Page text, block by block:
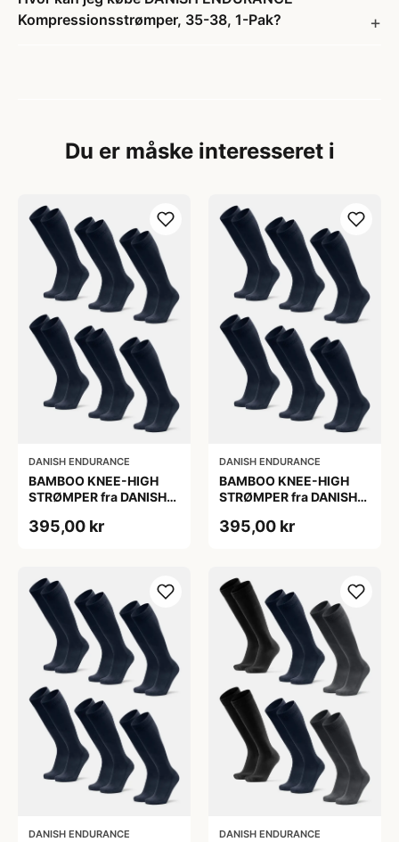
Kompressionsstrømper, 35-38, 1-Pak?
Du er måske interesseret i
DANISH ENDURANCE
BAMBOO KNEE-HIGH
STRØMPER fra DANISH
6-Pak, Knæhøj, Bambus,
OEKO-TEX® STANDARD
100 cert.
395,00 kr
DANISH ENDURANCE
BAMBOO KNEE-HIGH
STRØMPER fra DANISH
6-Pak, Knæhøj, Bambus,
OEKO-TEX® STANDARD
100 cert.
395,00 kr
DANISH ENDURANCE DANISH ENDURANCE